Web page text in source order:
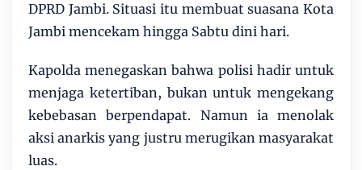
DPRD Jambi. Situasi itu membuat suasana Kota
Jambi mencekam hingga Sabtu dini hari.
Kapolda menegaskan bahwa polisi hadir untuk
menjaga ketertiban, bukan untuk mengekang
kebebasan berpendapat. Namun ia menolak
aksi anarkis yang justru merugikan masyarakat
luas.